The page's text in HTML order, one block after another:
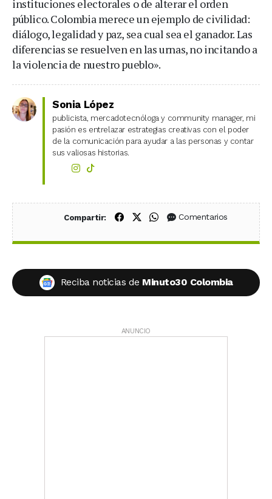
instituciones electorales o de alterar el orden
público. Colombia merece un ejemplo de civilidad:
diálogo, legalidad y paz, sea cual sea el ganador. Las
diferencias se resuelven en las urnas, no incitando a
la violencia de nuestro pueblo».
Sonia López
publicista, mercadotecnóloga y community manager, mi
pasión es entrelazar estrategias creativas con el poder
de la comunicación para ayudar a las personas y contar
sus valiosas historias.
Compartir: Compartir en Facebook
Compartir en X (Twitter)
Compartir en WhatsApp
Comentarios
Reciba noticias de Minuto30 Colombia
ANUNCIO